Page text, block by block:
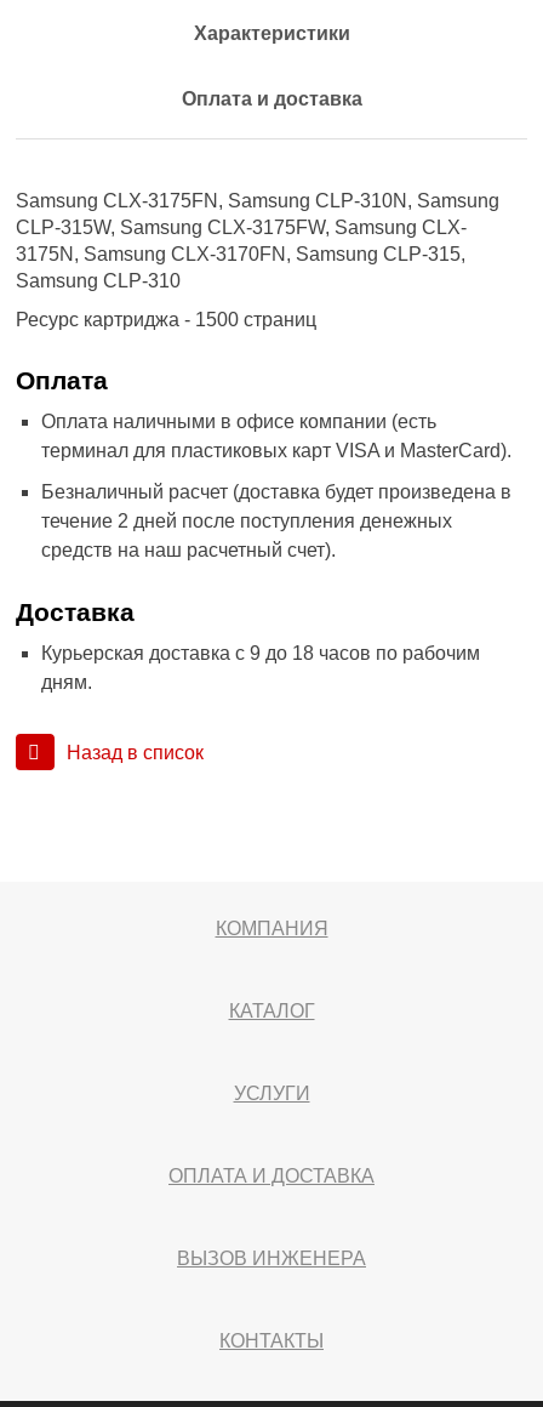
Характеристики
Оплата и доставка
Samsung CLX-3175FN, Samsung CLP-310N, Samsung
CLP-315W, Samsung CLX-3175FW, Samsung CLX-
3175N, Samsung CLX-3170FN, Samsung CLP-315,
Samsung CLP-310
Ресурс картриджа - 1500 страниц
Оплата
Оплата наличными в офисе компании (есть
терминал для пластиковых карт VISA и MasterCard).
Безналичный расчет (доставка будет произведена в
течение 2 дней после поступления денежных
средств на наш расчетный счет).
Доставка
Курьерская доставка с 9 до 18 часов по рабочим
дням.
Назад в список
КОМПАНИЯ
КАТАЛОГ
УСЛУГИ
ОПЛАТА И ДОСТАВКА
ВЫЗОВ ИНЖЕНЕРА
КОНТАКТЫ